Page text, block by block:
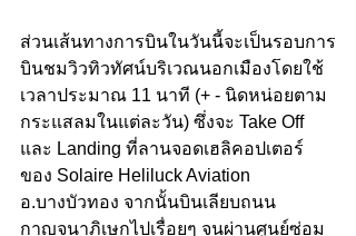
ส่วนเส้นทางการบินในวันนี้จะเป็นรอบการ
บินชมวิวทิวทัศน์บริเวณนอกเมืองโดยใช้
เวลาประมาณ 11 นาที (+ - นิดหน่อยตาม
กระแสลมในแต่ละวัน) ซึ่งจะ Take Off
และ Landing ที่ลานจอดเฮลิคอปเตอร์
ของ Solaire Heliluck Aviation
อ.บางบัวทอง จากนั้นบินเลียบถนน
กาญจนาภิเษกไปเรื่อยๆ จนผ่านศูนย์ซ่อม